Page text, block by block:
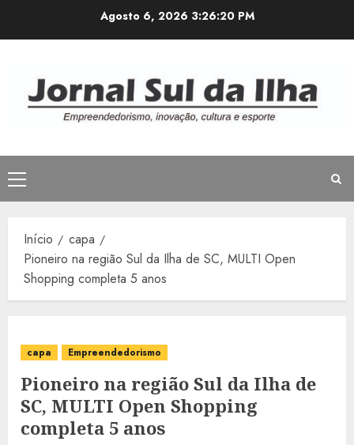
Agosto 6, 2026 3:26:21 PM
Menu
principal
Início
capa
Pioneiro na região Sul da Ilha de SC, MULTI Open
Shopping completa 5 anos
capa Empreendedorismo
Pioneiro na região Sul da Ilha de
SC, MULTI Open Shopping
completa 5 anos